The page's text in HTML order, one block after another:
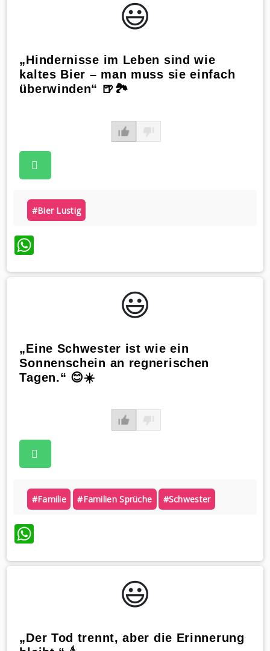
😃️
„Hindernisse im Leben sind wie
kaltes Bier – man muss sie einfach
überwinden“ 🍺🏞️
#bier Lustig
WhatsApp
😃️
„Eine Schwester ist wie ein
Sonnenschein an regnerischen
Tagen.“ 😊☀️
#familie #familien Sprüche #schwester
WhatsApp
😃️
„Der Tod trennt, aber die Erinnerung